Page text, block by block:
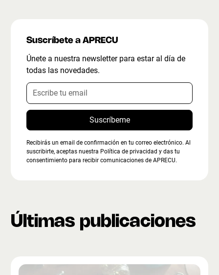
Suscríbete a APRECU
Únete a nuestra newsletter para estar al día de
todas las novedades.
Recibirás un email de confirmación en tu correo electrónico. Al
suscribirte, aceptas nuestra Política de privacidad y das tu
consentimiento para recibir comunicaciones de APRECU.
Últimas publicaciones